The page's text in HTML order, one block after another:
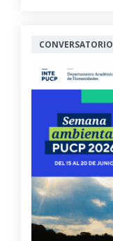
CONVERSATORIO